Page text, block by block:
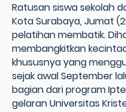
Ratusan siswa sekolah
Kota Surabaya, Jumat
pelatihan membatik.
membangkitkan
khususnya yang
sejak awal September
bagian dari program
gelaran Universitas